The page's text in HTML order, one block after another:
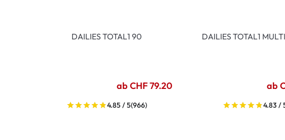
DAILIES TOTAL1 90
ab CHF 79.20
4.85 / 5(966)
DAILIES TOTAL1
ab
4.83 /